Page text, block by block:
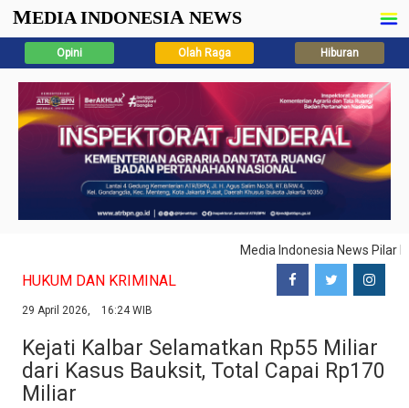
MEDIA INDONESIA NEWS
Opini Olah Raga Hiburan
Media Indonesia News Pilar
HUKUM DAN KRIMINAL
29 April 2026, 16:24 WIB
Kejati Kalbar Selamatkan Rp55 Miliar
dari Kasus Bauksit, Total Capai Rp170
Miliar